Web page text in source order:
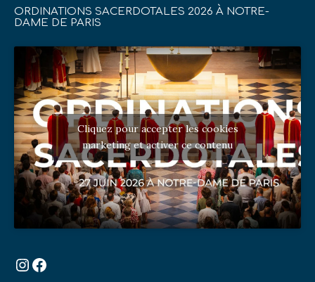
ORDINATIONS SACERDOTALES 2026 À NOTRE-
DAME DE PARIS
Cliquez pour accepter les cookies
marketing et activer ce contenu
Instagram
Facebook